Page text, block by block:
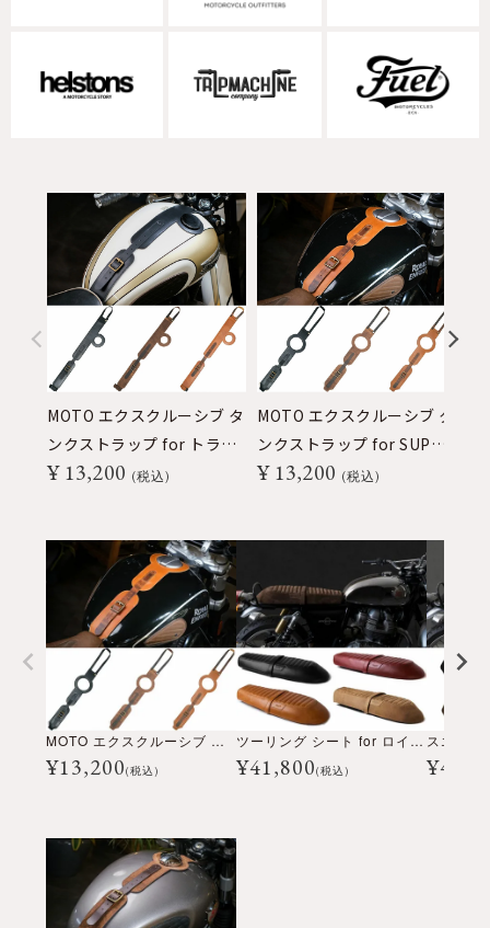
MOTO エクスクルーシブ タ
ンクストラップ for トライ
アンフ
¥ 13,200 税込
MOTO エクスクルーシブ タ
ンクストラップ for SUPER
METEOR / SHOTGUN650
¥ 13,200 税込
MOTO エクスクルーシブ タンクストラップ for SUPER METEOR / SHOTGUN650
¥13,200(税込)
ツーリング シート for ロイヤル・エンフィールド インターセプター650 / GT650
¥41,800(税込) ¥